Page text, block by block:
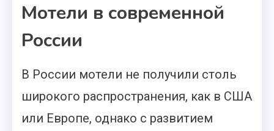
Мотели в современной
России
В России мотели не получили столь
широкого распространения, как в США
или Европе, однако с развитием